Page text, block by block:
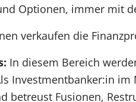
Optionen, immer mit
verkaufen die
In diesem Bereich
Investmentbanker:in im
betreust Fusionen,